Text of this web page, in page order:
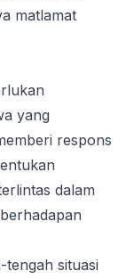
matlamat
yang
respons
dalam
tengah situasi